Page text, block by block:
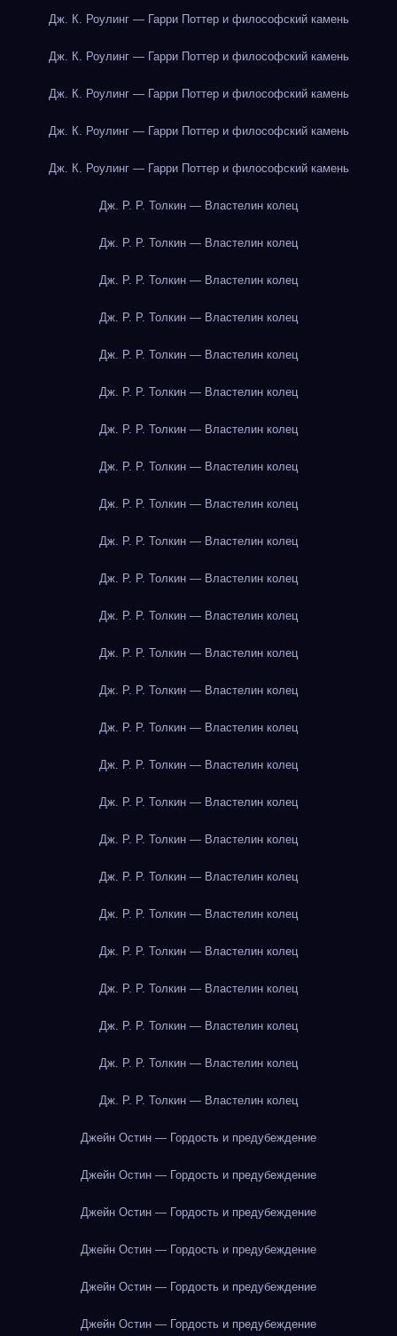
Дж. К. Роулинг — Гарри Поттер и философский камень
Дж. К. Роулинг — Гарри Поттер и философский камень
Дж. К. Роулинг — Гарри Поттер и философский камень
Дж. К. Роулинг — Гарри Поттер и философский камень
Дж. К. Роулинг — Гарри Поттер и философский камень
Дж. Р. Р. Толкин — Властелин колец
Дж. Р. Р. Толкин — Властелин колец
Дж. Р. Р. Толкин — Властелин колец
Дж. Р. Р. Толкин — Властелин колец
Дж. Р. Р. Толкин — Властелин колец
Дж. Р. Р. Толкин — Властелин колец
Дж. Р. Р. Толкин — Властелин колец
Дж. Р. Р. Толкин — Властелин колец
Дж. Р. Р. Толкин — Властелин колец
Дж. Р. Р. Толкин — Властелин колец
Дж. Р. Р. Толкин — Властелин колец
Дж. Р. Р. Толкин — Властелин колец
Дж. Р. Р. Толкин — Властелин колец
Дж. Р. Р. Толкин — Властелин колец
Дж. Р. Р. Толкин — Властелин колец
Дж. Р. Р. Толкин — Властелин колец
Дж. Р. Р. Толкин — Властелин колец
Дж. Р. Р. Толкин — Властелин колец
Дж. Р. Р. Толкин — Властелин колец
Дж. Р. Р. Толкин — Властелин колец
Дж. Р. Р. Толкин — Властелин колец
Дж. Р. Р. Толкин — Властелин колец
Дж. Р. Р. Толкин — Властелин колец
Дж. Р. Р. Толкин — Властелин колец
Дж. Р. Р. Толкин — Властелин колец
Джейн Остин — Гордость и предубеждение
Джейн Остин — Гордость и предубеждение
Джейн Остин — Гордость и предубеждение
Джейн Остин — Гордость и предубеждение
Джейн Остин — Гордость и предубеждение
Джейн Остин — Гордость и предубеждение